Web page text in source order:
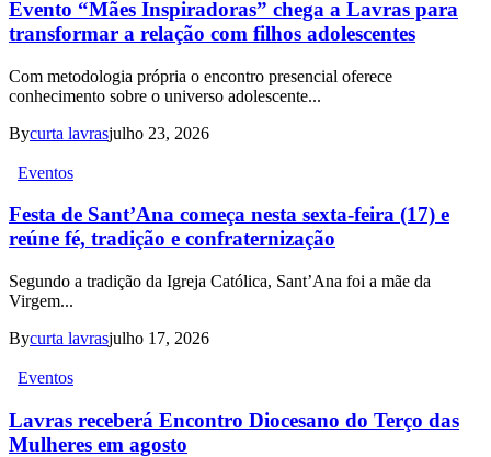
Evento “Mães Inspiradoras” chega a Lavras para
transformar a relação com filhos adolescentes
Com metodologia própria o encontro presencial oferece
conhecimento sobre o universo adolescente...
Bycurta lavrasjulho 23, 2026
Eventos
Festa de Sant’Ana começa nesta sexta-feira (17) e
reúne fé, tradição e confraternização
Segundo a tradição da Igreja Católica, Sant’Ana foi a mãe da
Virgem...
Bycurta lavrasjulho 17, 2026
Eventos
Lavras receberá Encontro Diocesano do Terço das
Mulheres em agosto